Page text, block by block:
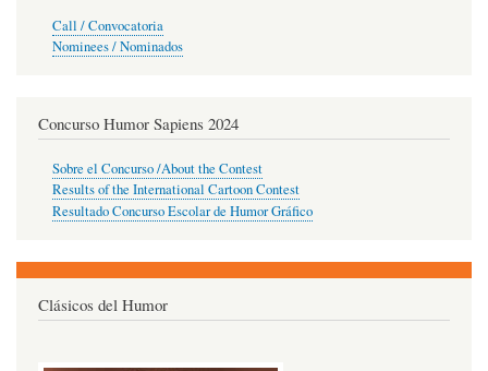
Call / Convocatoria
Nominees / Nominados
Concurso Humor Sapiens 2024
Sobre el Concurso /About the Contest
Results of the International Cartoon Contest
Resultado Concurso Escolar de Humor Gráfico
Clásicos del Humor